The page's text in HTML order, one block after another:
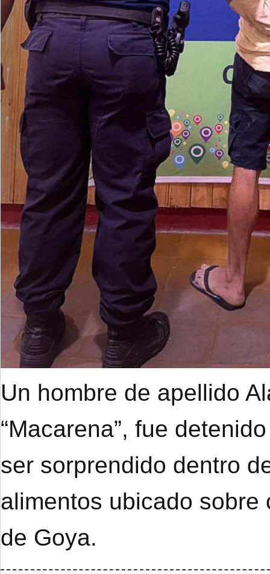
Un hombre de apellido
“Macarena”, fue
ser sorprendido dentro
alimentos ubicado
de Goya.